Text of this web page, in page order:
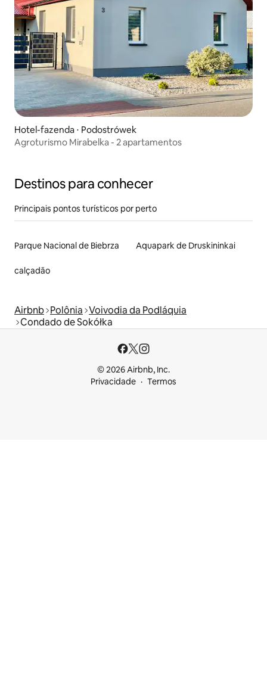
Hotel-fazenda ⋅ Podostrówek
Agroturismo Mirabelka - 2 apartamentos
Destinos para conhecer
Principais pontos turísticos por perto
Parque Nacional de Biebrza Aquapark de Druskininkai
calçadão
Airbnb Polônia Voivodia da Podláquia
Condado de Sokółka
© 2026 Airbnb, Inc.
Privacidade
Termos